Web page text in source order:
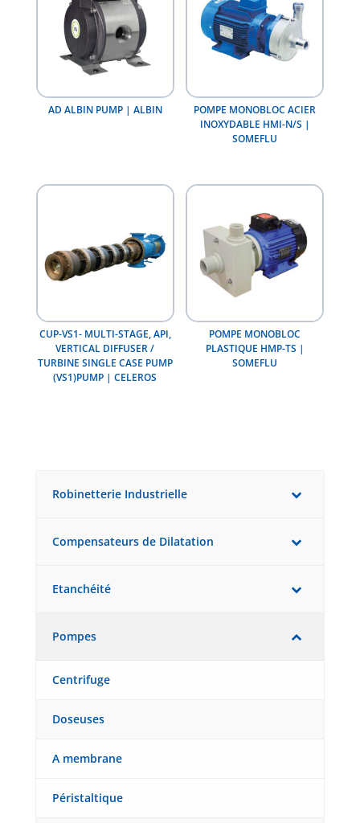
AD ALBIN PUMP | ALBIN
POMPE MONOBLOC ACIER
INOXYDABLE HMI-N/S |
SOMEFLU
CUP-VS1- MULTI-STAGE, API,
VERTICAL DIFFUSER /
TURBINE SINGLE CASE PUMP
(VS1)PUMP | CELEROS
POMPE MONOBLOC
PLASTIQUE HMP-TS |
SOMEFLU
Robinetterie Industrielle
Compensateurs de Dilatation
Etanchéité
Pompes
Centrifuge
Doseuses
A membrane
Péristaltique